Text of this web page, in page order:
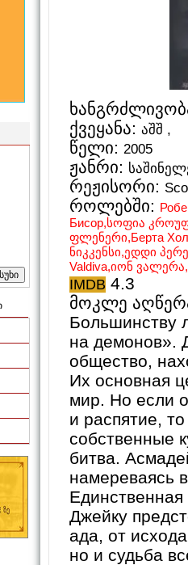
ქვეყანა: აშშ ,
წელი: 2005
ჟანრი:
რეჟისორი:
როლებში:
Бисор,სოფია
ფლენერი,Берта
ნიკკენსი,ედდი
Valdiva,იონ
IMDB 4.3
მოკლე
Большинству
на демонов».
общество,
Их основная
мир. Но если
и распятие,
собственные
битва.
намереваясь
Джейку
ада, от
но и судьба